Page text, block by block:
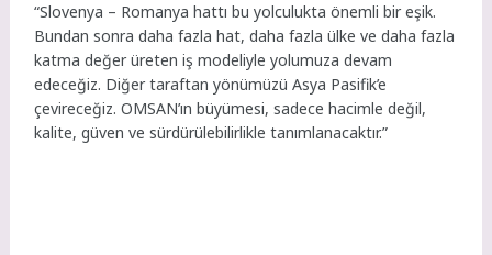
“Slovenya – Romanya hattı bu yolculukta önemli bir eşik.
Bundan sonra daha fazla hat, daha fazla ülke ve daha fazla
katma değer üreten iş modeliyle yolumuza devam
edeceğiz. Diğer taraftan yönümüzü Asya Pasifik’e
çevireceğiz. OMSAN’ın büyümesi, sadece hacimle değil,
kalite, güven ve sürdürülebilirlikle tanımlanacaktır.”